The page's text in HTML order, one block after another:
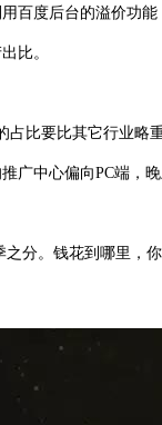
百度后台的溢价功
比。
比要比其它行业略重
广中心偏向PC端，晚
。钱花到哪里，你